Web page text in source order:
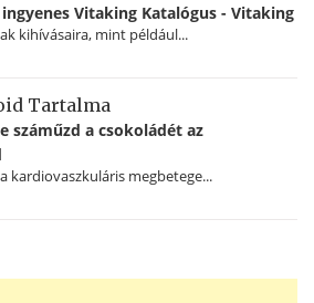
Vitaking Katalógus - Vitaking
kihívásaira, mint például...
Tartalma
száműzd a csokoládét az
kardiovaszkuláris megbetege...